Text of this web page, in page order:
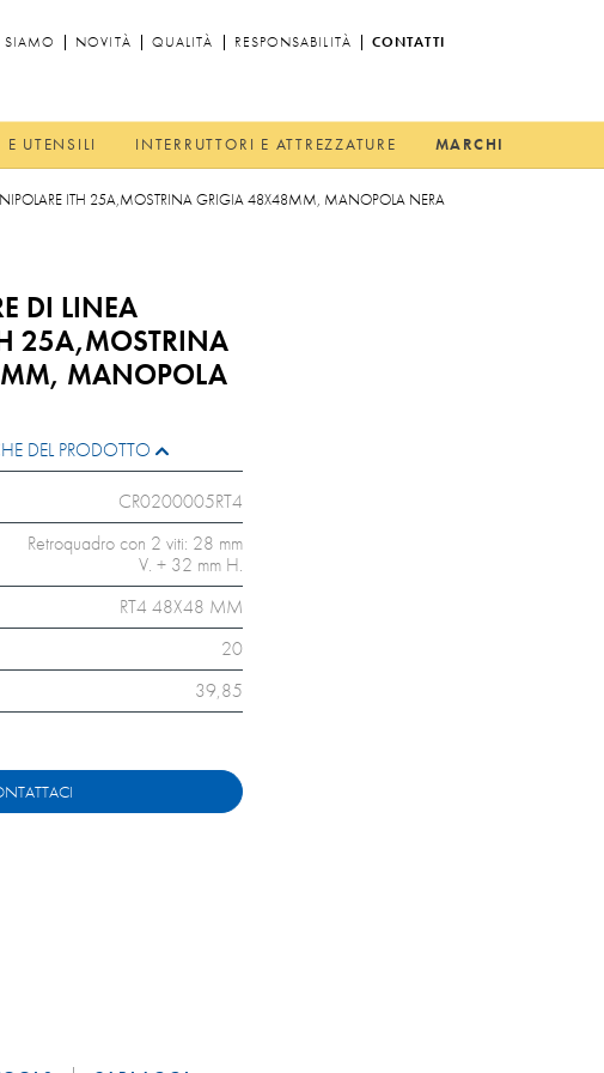
NOVITÀ QUALITÀ RESPONSABILITÀ CONTATTI
UTENSILI INTERRUTTORI E ATTREZZATURE MARCHI
ITH 25A,MOSTRINA GRIGIA 48X48MM, MANOPOLA NERA
DI LINEA
25A,MOSTRINA
MANOPOLA
DEL PRODOTTO
CR0200005RT4
Retroquadro con 2 viti: 28 mm
V. + 32 mm H.
RT4 48X48 MM
20
39,85